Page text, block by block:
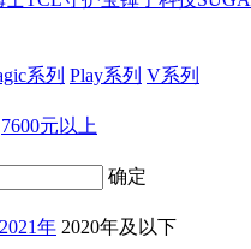
系列 Play系列 V系列
7600元以上
确定
2021年 2020年及以下